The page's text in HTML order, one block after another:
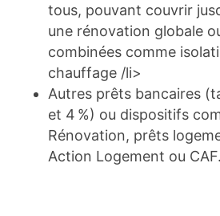
tous, pouvant couvrir
une rénovation globale
combinées comme
chauffage /li>
Autres prêts bancaires
et 4 %) ou dispositifs
Rénovation, prêts
Action Logement ou CAF.